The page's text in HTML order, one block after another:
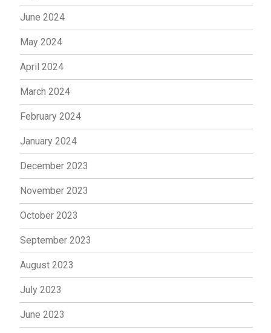
June 2024
May 2024
April 2024
March 2024
February 2024
January 2024
December 2023
November 2023
October 2023
September 2023
August 2023
July 2023
June 2023